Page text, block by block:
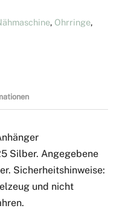
, Ohrringe,
Silber. Angegebene
Sicherheitshinweise:
und nicht